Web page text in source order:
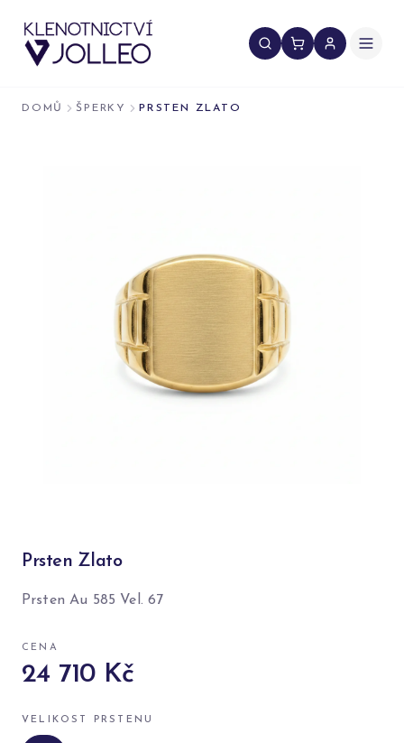
DOMŮ ŠPERKY PRSTEN ZLATO
Prsten Zlato
Prsten Au 585 Vel. 67
CENA
24 710 Kč
VELIKOST PRSTENU